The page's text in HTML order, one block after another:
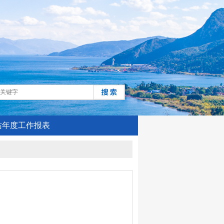
度工作报表